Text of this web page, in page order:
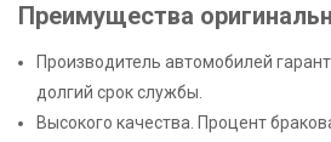
Преимущества
Производитель автомобилей
долгий срок службы.
Высокого качества. Процент